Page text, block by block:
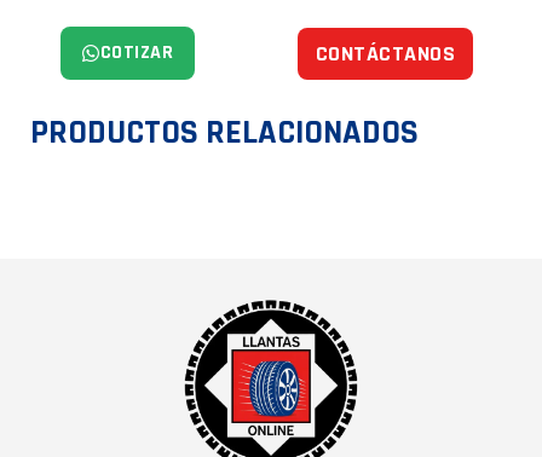
COTIZAR CONTÁCTANOS
PRODUCTOS RELACIONADOS